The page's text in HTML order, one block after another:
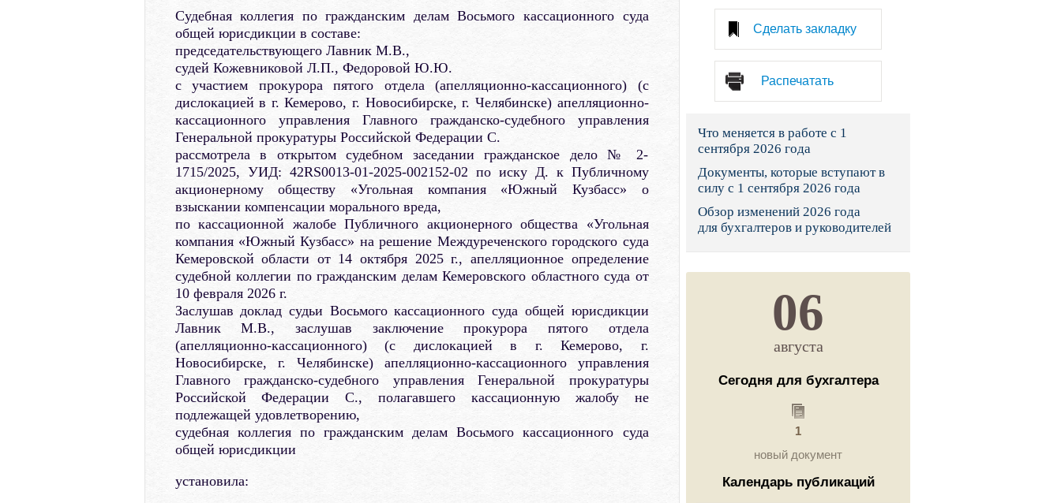
Президент: законы и указы
Социальный фонд России
Суд общей юрисдикции
Федеральная налоговая служба
Фонд социального страхования
Судебная коллегия по гражданским делам Восьмого кассационного суда
общей юрисдикции в составе:
председательствующего Лавник М.В.,
судей Кожевниковой Л.П., Федоровой Ю.Ю.
с участием прокурора пятого отдела (апелляционно-кассационного) (с
дислокацией в г. Кемерово, г. Новосибирске, г. Челябинске) апелляционно-
кассационного управления Главного гражданско-судебного управления
Генеральной прокуратуры Российской Федерации С.
рассмотрела в открытом судебном заседании гражданское дело № 2-
1715/2025, УИД: 42RS0013-01-2025-002152-02 по иску Д. к Публичному
акционерному обществу «Угольная компания «Южный Кузбасс» о
взыскании компенсации морального вреда,
по кассационной жалобе Публичного акционерного общества «Угольная
компания «Южный Кузбасс» на решение Междуреченского городского суда
Кемеровской области от 14 октября 2025 г., апелляционное определение
судебной коллегии по гражданским делам Кемеровского областного суда от
10 февраля 2026 г.
Заслушав доклад судьи Восьмого кассационного суда общей юрисдикции
Лавник М.В., заслушав заключение прокурора пятого отдела
(апелляционно-кассационного) (с дислокацией в г. Кемерово, г.
Новосибирске, г. Челябинске) апелляционно-кассационного управления
Главного гражданско-судебного управления Генеральной прокуратуры
Российской Федерации С., полагавшего кассационную жалобу не
подлежащей удовлетворению,
судебная коллегия по гражданским делам Восьмого кассационного суда
общей юрисдикции
установила:
Сделать закладку
Распечатать
Что меняется в работе с 1
сентября 2026 года
Документы, которые вступают в
силу с 1 сентября 2026 года
Обзор изменений 2026 года
для бухгалтеров и руководителей
06
августа
Сегодня для бухгалтера
1
новый документ
Календарь публикаций